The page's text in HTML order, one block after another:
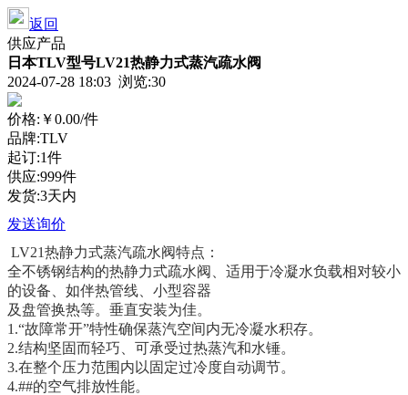
返回
供应产品
日本TLV型号LV21热静力式蒸汽疏水阀
2024-07-28 18:03 浏览:30
价格: ￥0.00/件
品牌:TLV
起订:1件
供应:999件
发货:3天内
发送询价
LV21热静力式蒸汽疏水阀特点：
全不锈钢结构的热静力式疏水阀、适用于冷凝水负载相对较小
的设备、如伴热管线、小型容器
及盘管换热等。垂直安装为佳。
1.“故障常开”特性确保蒸汽空间内无冷凝水积存。
2.结构坚固而轻巧、可承受过热蒸汽和水锤。
3.在整个压力范围内以固定过冷度自动调节。
4.##的空气排放性能。